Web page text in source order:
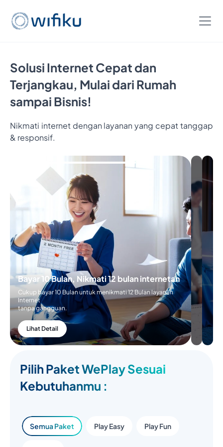
Solusi Internet Cepat dan
Terjangkau, Mulai dari Rumah
sampai Bisnis!
Nikmati internet dengan layanan yang cepat tanggap
& responsif.
Bayar 10 Bulan, Nikmati 12 bulan internetan
Cukup bayar 10 Bulan untuk menikmati 12 Bulan layanan
Internet
tanpa gangguan.
Lihat Detail
Pilih Paket WePlay Sesuai
Kebutuhanmu :
Semua Paket Play Easy Play Fun